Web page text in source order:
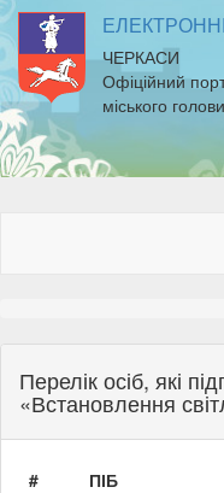
ЧЕРКАСИ
Офіційний
міського
Перелік осіб, які
«Встановлення
# ПІБ